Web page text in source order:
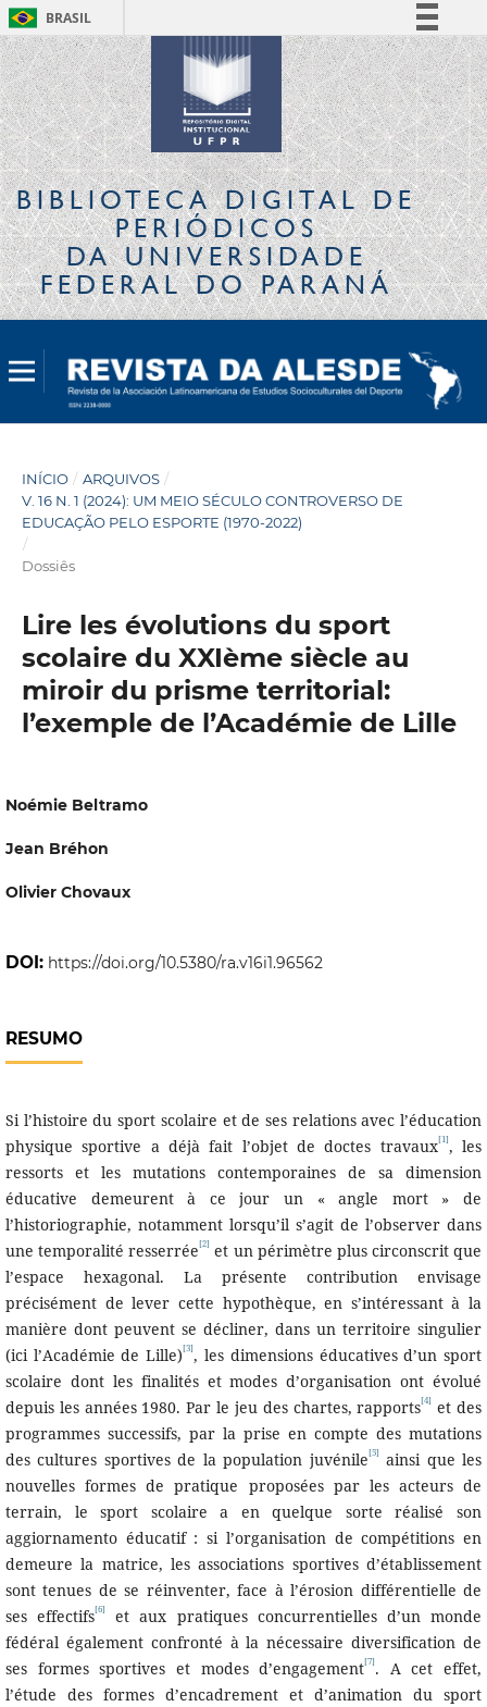
BRASIL
Simplifique!
Comunica BR
Participe
Acesso à informação
Legislação
Canais
BIBLIOTECA DIGITALDE
PERIÓDICOS
DA UNIVERSIDADE
FEDERAL DO PARANÁ
INÍCIO / ARQUIVOS /
V. 16 N. 1 (2024): UM MEIO SÉCULO CONTROVERSO DE
EDUCAÇÃO PELO ESPORTE (1970-2022)
/
Dossiês
Lire les évolutions du sport
scolaire du XXIème siècle au
miroir du prisme territorial:
l’exemple de l’Académie de Lille
Noémie Beltramo
Jean Bréhon
Olivier Chovaux
DOI: https://doi.org/10.5380/ra.v16i1.96562
RESUMO
Si l’histoire du sport scolaire et de ses relations avec l’éducation
physique sportive a déjà fait l’objet de doctes travaux[1], les
ressorts et les mutations contemporaines de sa dimension
éducative demeurent à ce jour un « angle mort » de
l’historiographie, notamment lorsqu’il s’agit de l’observer dans
une temporalité resserrée[2] et un périmètre plus circonscrit que
l’espace hexagonal. La présente contribution envisage
précisément de lever cette hypothèque, en s’intéressant à la
manière dont peuvent se décliner, dans un territoire singulier
(ici l’Académie de Lille)[3], les dimensions éducatives d’un sport
scolaire dont les finalités et modes d’organisation ont évolué
depuis les années 1980. Par le jeu des chartes, rapports[4] et des
programmes successifs, par la prise en compte des mutations
des cultures sportives de la population juvénile[5]
ainsi que les
nouvelles formes de pratique proposées par les acteurs de
terrain, le sport scolaire a en quelque sorte réalisé son
aggiornamento éducatif : si l’organisation de compétitions en
demeure la matrice, les associations sportives d’établissement
sont tenues de se réinventer, face à l’érosion différentielle de
ses effectifs[6]
et aux pratiques concurrentielles d’un monde
fédéral également confronté à la nécessaire diversification de
ses formes sportives et modes d’engagement[7] . A cet effet,
l’étude des formes d’encadrement et d’animation du sport